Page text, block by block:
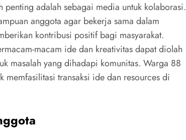
penting adalah sebagai media untuk kolaborasi.
anggota agar bekerja sama dalam
kontribusi positif bagi masyarakat.
macam ide dan kreativitas dapat diolah
masalah yang dihadapi komunitas. Warga 88
memfasilitasi transaksi ide dan resources di